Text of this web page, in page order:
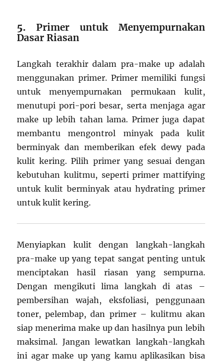
5.Primer untuk Menyempurnakan
Dasar Riasan
Langkah terakhir dalam pra-make up adalah
menggunakan primer. Primer memiliki fungsi
untuk menyempurnakan permukaan kulit,
menutupi pori-pori besar, serta menjaga agar
make up lebih tahan lama. Primer juga dapat
membantu mengontrol minyak pada kulit
berminyak dan memberikan efek dewy pada
kulit kering. Pilih primer yang sesuai dengan
kebutuhan kulitmu, seperti primer mattifying
untuk kulit berminyak atau hydrating primer
untuk kulit kering.
Menyiapkan kulit dengan langkah-langkah
pra-make up yang tepat sangat penting untuk
menciptakan hasil riasan yang sempurna.
Dengan mengikuti lima langkah di atas –
pembersihan wajah, eksfoliasi, penggunaan
toner, pelembap, dan primer – kulitmu akan
siap menerima make up dan hasilnya pun lebih
maksimal. Jangan lewatkan langkah-langkah
ini agar make up yang kamu aplikasikan bisa